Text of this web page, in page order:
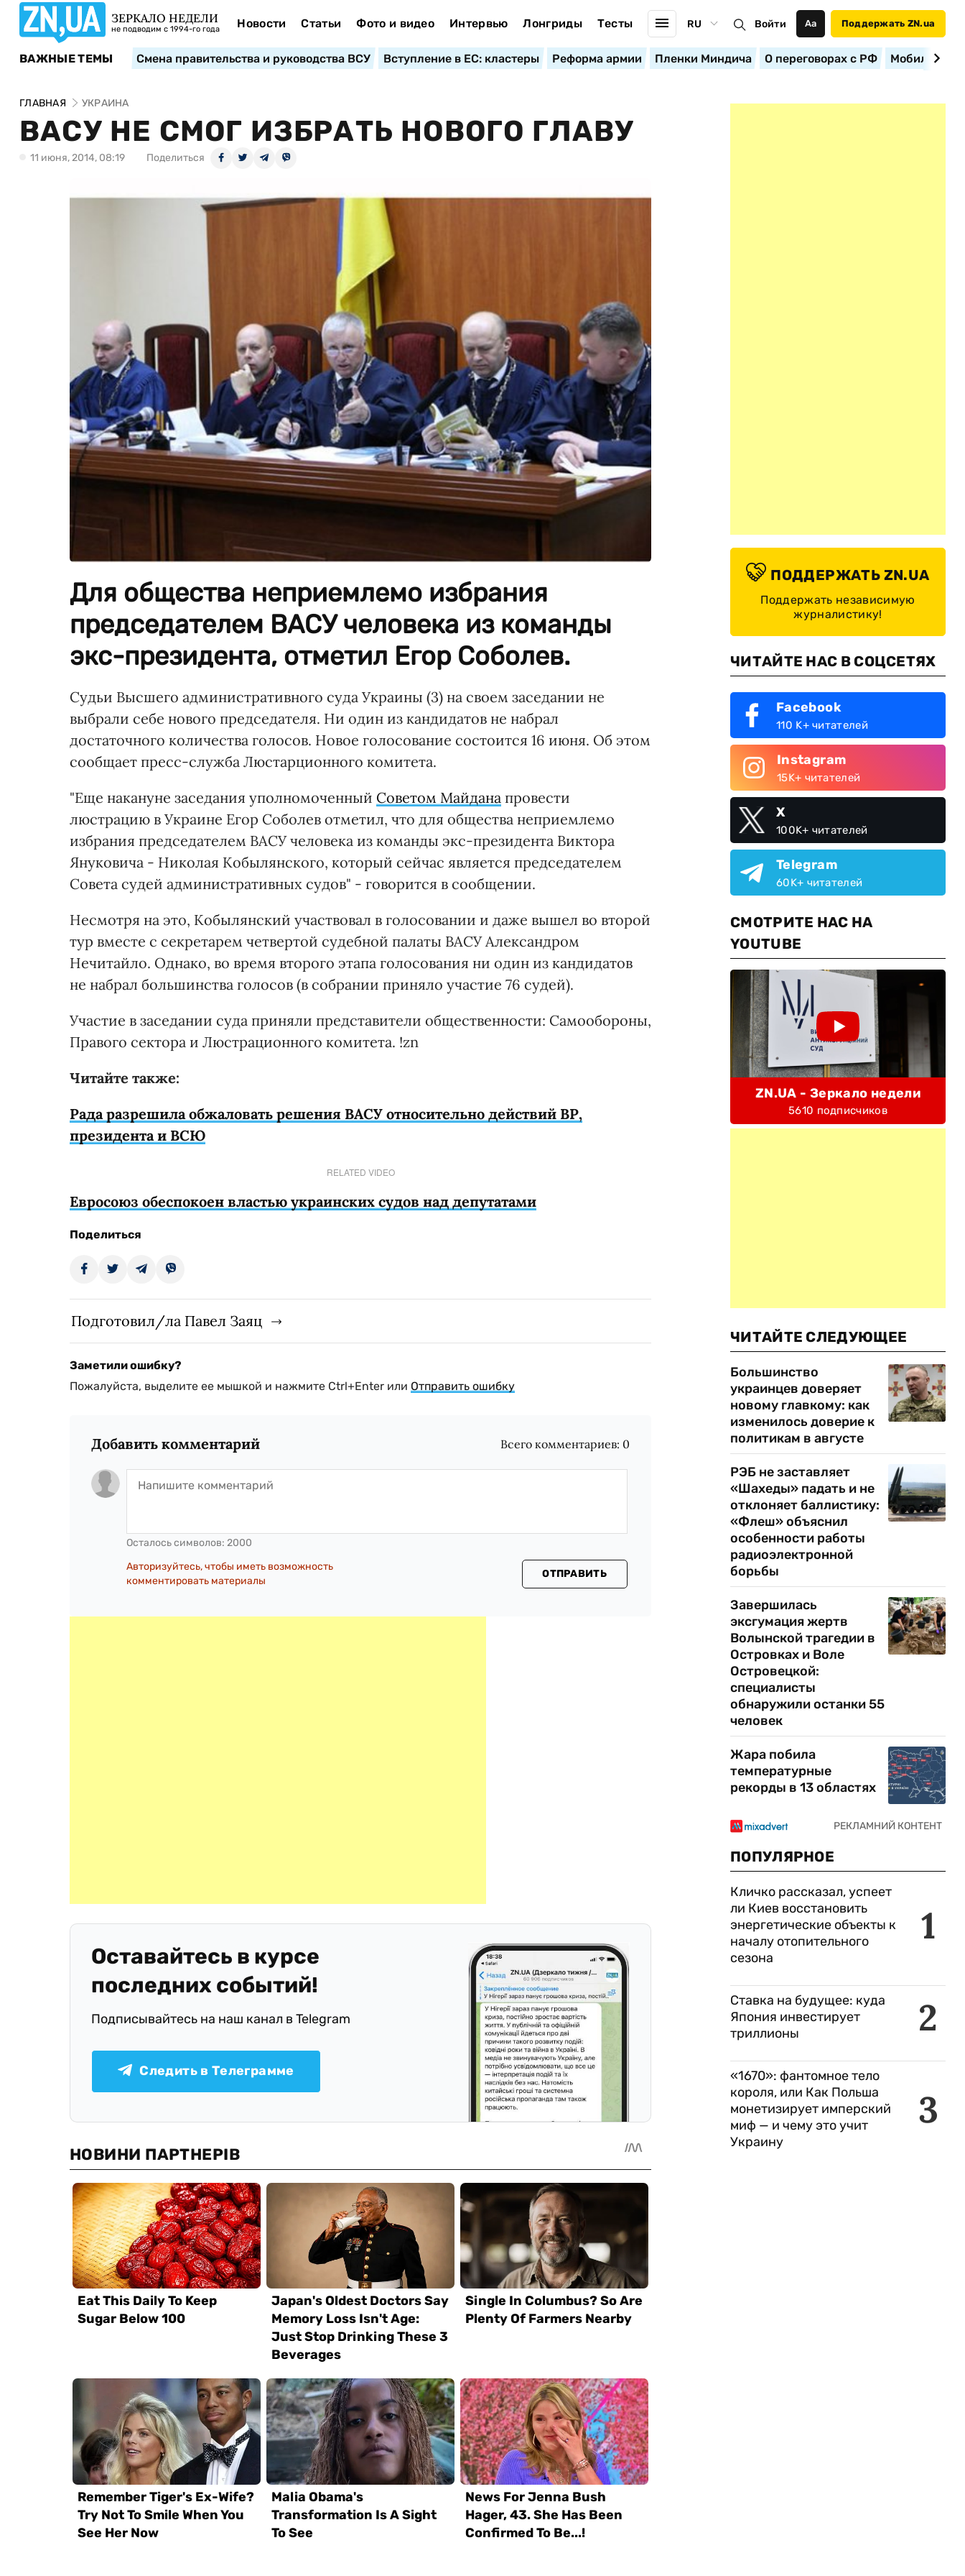
ЗЕРКАЛО НЕДЕЛИ
не подводим с 1994-го года Новости Статьи Фото и видео Интервью Лонгриды Тесты RU Войти Аа Поддержать ZN.ua
ВАЖНЫЕ ТЕМЫ Смена правительства и руководства ВСУ Вступление в ЕС: кластеры Реформа армии Пленки Миндича О переговорах с РФ
ГЛАВНАЯ УКРАИНА
ВАСУ НЕ СМОГ ИЗБРАТЬ НОВОГО ГЛАВУ
11 июня, 2014, 08:19 Поделиться
Для общества неприемлемо избрания
председателем ВАСУ человека из команды
экс-президента, отметил Егор Соболев.
Судьи Высшего административного суда Украины (3) на своем заседании не
выбрали себе нового председателя. Ни один из кандидатов не набрал
достаточного количества голосов. Новое голосование состоится 16 июня. Об этом
сообщает пресс-служба Люстарционного комитета.
"Еще накануне заседания уполномоченный Советом Майдана провести
люстрацию в Украине Егор Соболев отметил, что для общества неприемлемо
избрания председателем ВАСУ человека из команды экс-президента Виктора
Януковича - Николая Кобылянского, который сейчас является председателем
Совета судей административных судов" - говорится в сообщении.
Несмотря на это, Кобылянский участвовал в голосовании и даже вышел во второй
тур вместе с секретарем четвертой судебной палаты ВАСУ Александром
Нечитайло. Однако, во время второго этапа голосования ни один из кандидатов
не набрал большинства голосов (в собрании приняло участие 76 судей).
Участие в заседании суда приняли представители общественности: Самообороны,
Правого сектора и Люстрационного комитета. !zn
Читайте также:
Рада разрешила обжаловать решения ВАСУ относительно действий ВР,
президента и ВСЮ
RELATED VIDEO
Евросоюз обеспокоен властью украинских судов над депутатами
Поделиться
Подготовил/ла Павел Заяц
Заметили ошибку?
Пожалуйста, выделите ее мышкой и нажмите Ctrl+Enter или Отправить ошибку
Добавить комментарий Всего комментариев: 0
Осталось символов: 2000
Авторизуйтесь, чтобы иметь возможность
комментировать материалы
ОТПРАВИТЬ
Оставайтесь в курсе
последних событий!
Подписывайтесь на наш канал в Telegram
Следить в Телеграмме
ПОДДЕРЖАТЬ ZN.UA
Поддержать независимую
журналистику!
ЧИТАЙТЕ НАС В СОЦСЕТЯХ
Facebook
110 K+ читателей
Instagram
15K+ читателей
X
100K+ читателей
Telegram
60K+ читателей
СМОТРИТЕ НАС НА
YOUTUBE
ZN.UA - Зеркало недели
5610 подписчиков
ЧИТАЙТЕ СЛЕДУЮЩЕЕ
Большинство
украинцев доверяет
новому главкому: как
изменилось доверие к
политикам в августе
РЭБ не заставляет
«Шахеды» падать и не
отклоняет баллистику:
«Флеш» объяснил
особенности работы
радиоэлектронной
борьбы
Завершилась
эксгумация жертв
Волынской трагедии в
Островках и Воле
Островецкой:
специалисты
обнаружили останки 55
человек
Жара побила
температурные
рекорды в 13 областях
ПОПУЛЯРНОЕ
1
Кличко рассказал, успеет
ли Киев восстановить
энергетические объекты к
началу отопительного
сезона
2
Ставка на будущее: куда
Япония инвестирует
триллионы
3
«1670»: фантомное тело
короля, или Как Польша
монетизирует имперский
миф — и чему это учит
Украину